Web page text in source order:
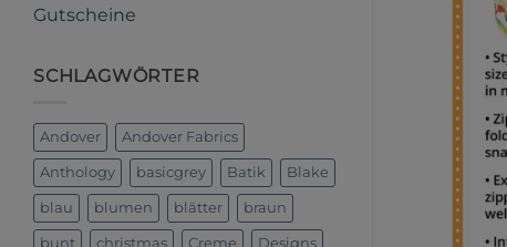
Gutscheine
SCHLAGWÖRTER
Andover Andover Fabrics
Anthology basicgrey Batik Blake
blau blumen blätter braun
bunt christmas Creme Designs